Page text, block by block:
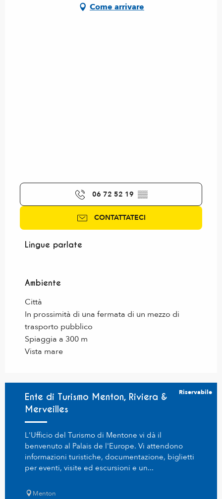
Come arrivare
06 72 52 19 ▒▒
CONTATTATECI
Lingue parlate
Lingue parlate
Ambiente
Ambiente
Città
In prossimità di una fermata di un mezzo di
trasporto pubblico
Spiaggia a 300 m
Vista mare
Ente di Turismo Menton, Riviera &
Merveilles
L'Ufficio del Turismo di Mentone vi dà il
benvenuto al Palais de l'Europe. Vi attendono
informazioni turistiche, documentazione, biglietti
per eventi, visite ed escursioni e un...
Menton
Riservabile